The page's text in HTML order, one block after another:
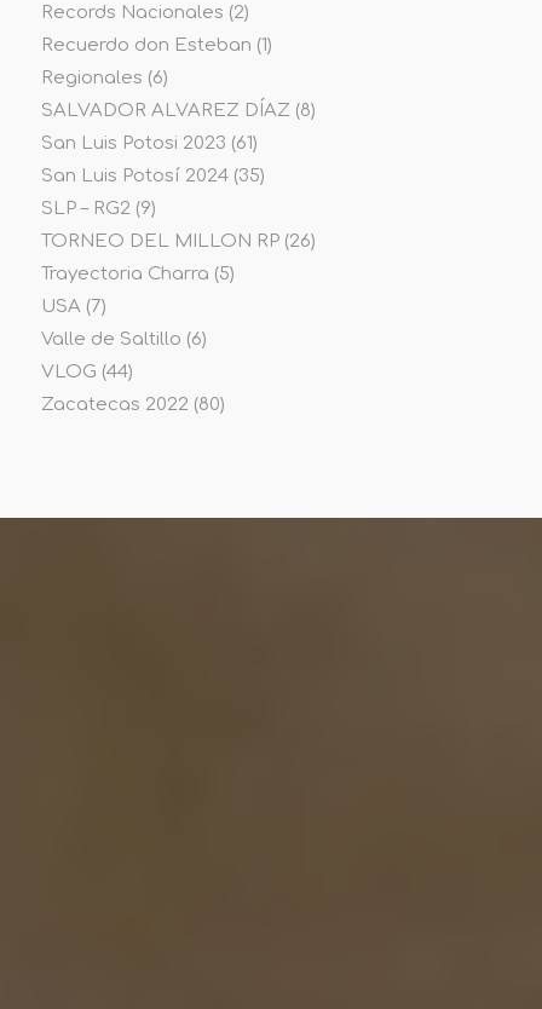
Records Nacionales (2)
Recuerdo don Esteban (1)
Regionales (6)
SALVADOR ALVAREZ DÍAZ (8)
San Luis Potosi 2023 (61)
San Luis Potosí 2024(35)
SLP – RG2 (9)
TORNEO DEL MILLON RP(26)
Trayectoria Charra (5)
USA(7)
Valle de Saltillo (6)
VLOG (44)
Zacatecas 2022 (80)